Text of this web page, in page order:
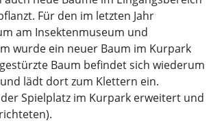
Für den im letzten Jahr
am Insektenmuseum und
wurde ein neuer Baum im Kurpark
Baum befindet sich wiederum
lädt dort zum Klettern ein.
Spielplatz im Kurpark erweitert und